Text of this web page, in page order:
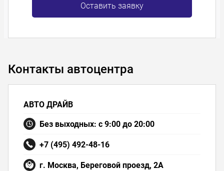
Оставить заявку
Контакты автоцентра
АВТО ДРАЙВ
Без выходных: с 9:00 до 20:00
+7 (495) 492-48-16
г. Москва, Береговой проезд, 2А